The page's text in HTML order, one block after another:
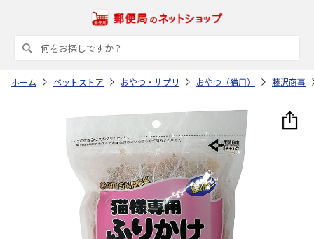
ホーム ペットストア おやつ・サプリ おやつ（猫用） 藤沢商事